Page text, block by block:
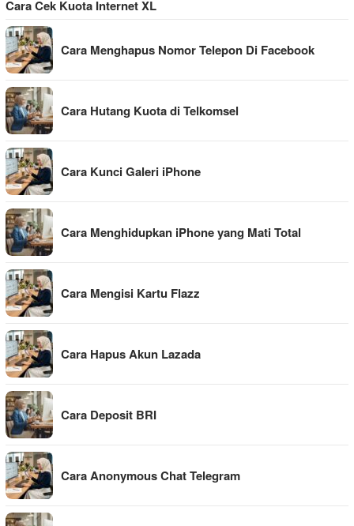
Cara Cek Kuota Internet XL
Cara Menghapus Nomor Telepon Di Facebook
Cara Hutang Kuota di Telkomsel
Cara Kunci Galeri iPhone
Cara Menghidupkan iPhone yang Mati Total
Cara Mengisi Kartu Flazz
Cara Hapus Akun Lazada
Cara Deposit BRI
Cara Anonymous Chat Telegram